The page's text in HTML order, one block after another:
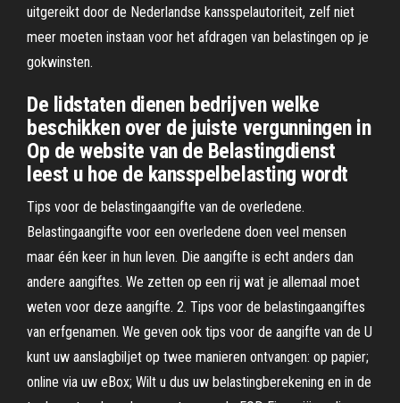
uitgereikt door de Nederlandse kansspelautoriteit, zelf niet
meer moeten instaan voor het afdragen van belastingen op je
gokwinsten.
De lidstaten dienen bedrijven welke
beschikken over de juiste vergunningen in
Op de website van de Belastingdienst
leest u hoe de kansspelbelasting wordt
Tips voor de belastingaangifte van de overledene.
Belastingaangifte voor een overledene doen veel mensen
maar één keer in hun leven. Die aangifte is echt anders dan
andere aangiftes. We zetten op een rij wat je allemaal moet
weten voor deze aangifte. 2. Tips voor de belastingaangiftes
van erfgenamen. We geven ook tips voor de aangifte van de U
kunt uw aanslagbiljet op twee manieren ontvangen: op papier;
online via uw eBox; Wilt u dus uw belastingberekening en in de